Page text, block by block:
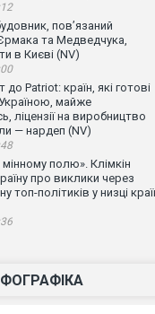
пов’язаний
та Медведчука,
в Києві (NV)
Patriot: країн, які готові
майже
ліцензії на виробництво
— нардеп (NV)
полю». Клімкін
про виклики через
топ-політиків у низці